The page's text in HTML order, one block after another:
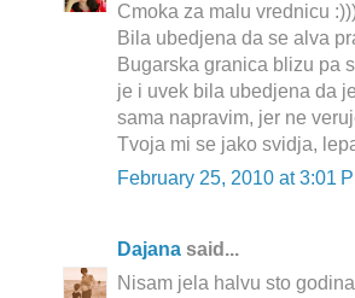
Cmoka za malu vrednicu
Bila ubedjena da se alva
Bugarska granica blizu pa
je i uvek bila ubedjena da
sama napravim, jer ne
Tvoja mi se jako svidja,
February 25, 2010 at 3:01
Dajana said...
Nisam jela halvu sto